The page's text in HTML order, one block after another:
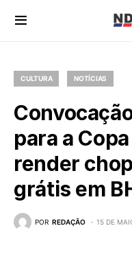
CULTURA NOTÍCIAS
para a
render
grátis em
POR REDAÇÃO 15 DE